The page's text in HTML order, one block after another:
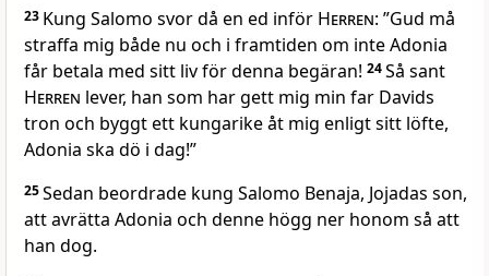
23 Kung Salomo svor då en ed inför Herren: ”Gud må
straffa mig både nu och i framtiden om inte Adonia
får betala med sitt liv för denna begäran! 24Så sant
Herren lever, han som har gett mig min far Davids
tron och byggt ett kungarike åt mig enligt sitt löfte,
Adonia ska dö i dag!”
25Sedan beordrade kung Salomo Benaja, Jojadas son,
att avrätta Adonia och denne högg ner honom så att
han dog.